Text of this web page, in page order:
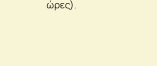
ώρες).